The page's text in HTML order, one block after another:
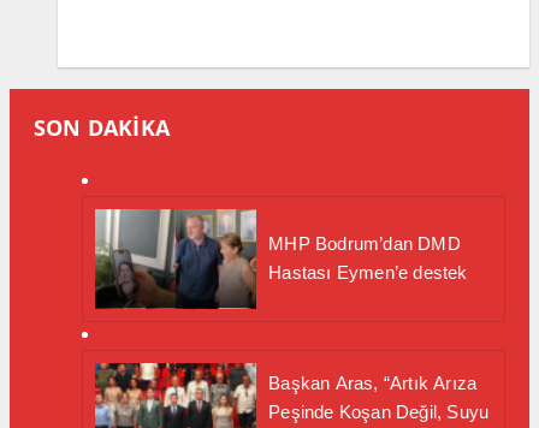
SON DAKİKA
MHP Bodrum’dan DMD
Hastası Eymen’e destek
Başkan Aras, “Artık Arıza
Peşinde Koşan Değil, Suyu